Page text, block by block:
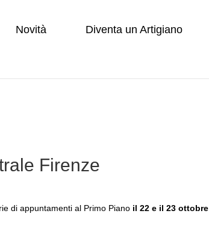
Novità Diventa un Artigiano
Firenze
di appuntamenti al Primo Piano il 22 e il 23 ottobre